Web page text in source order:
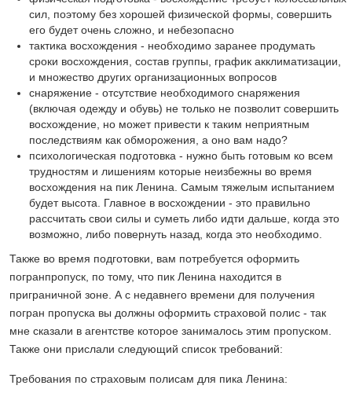
сил, поэтому без хорошей физической формы, совершить
его будет очень сложно, и небезопасно
тактика восхождения - необходимо заранее продумать
сроки восхождения, состав группы, график акклиматизации,
и множество других организационных вопросов
снаряжение - отсутствие необходимого снаряжения
(включая одежду и обувь) не только не позволит совершить
восхождение, но может привести к таким неприятным
последствиям как обморожения, а оно вам надо?
психологическая подготовка - нужно быть готовым ко всем
трудностям и лишениям которые неизбежны во время
восхождения на пик Ленина. Самым тяжелым испытанием
будет высота. Главное в восхождении - это правильно
рассчитать свои силы и суметь либо идти дальше, когда это
возможно, либо повернуть назад, когда это необходимо.
Также во время подготовки, вам потребуется оформить
погранпропуск, по тому, что пик Ленина находится в
приграничной зоне. А с недавнего времени для получения
погран пропуска вы должны оформить страховой полис - так
мне сказали в агентстве которое занималось этим пропуском.
Также они прислали следующий список требований:
Требования по страховым полисам для пика Ленина: